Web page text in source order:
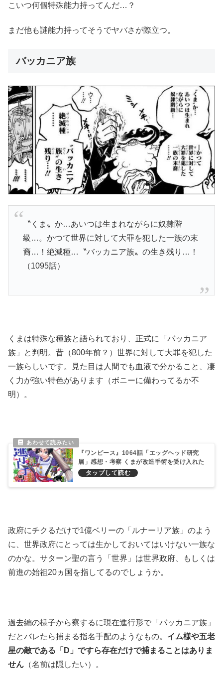
こいつ何個特殊能力持ってんだ…？
まだ他も謎能力持ってそうでヤバさが際立つ。
バッカニア族
〝くま〟か…あいつは生まれながらに奴隷階
級…。かつて世界に対して大罪を犯した一族の末
裔…！絶滅種…〝バッカニア族〟の生き残り…！
（1095話）
くまは特殊な種族と語られており、正式に「バッカニア
族」と判明。昔（800年前？）世界に対して大罪を犯した
一族らしいです。見た目は人間でも血液で分かること、凄
く力が強い特色があります（ボニーに備わってるか不
明）。
『ワンピース』1064話「エッグヘッド研究
層」感想・考察 くまが改造手術を受け入れた
謎
政府にチクるだけで1億ベリーの「ルナーリア族」のよう
に、世界政府にとっては生かしておいてはいけない一族な
のかな。サターン聖の言う「世界」は世界政府、もしくは
前進の始祖20ヵ国を指してるのでしょうか。
過去編の様子から察するに現在進行形で「バッカニア族」
だとバレたら捕まる指名手配のようなもの。 イム様や五老
星の敵である「D」ですら存在だけで捕まることはありま
せん （名前は隠したい）。